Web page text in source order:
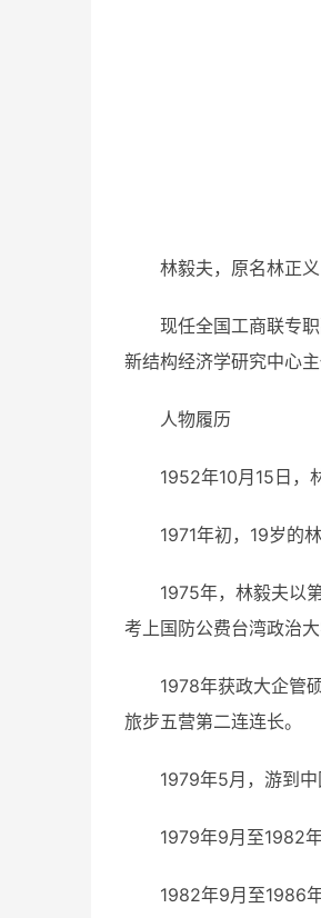
林毅夫，原名林正
现任全国工商联专
新结构经济学研究中心
人物履历
1952年10月15日，
1971年初，19岁的
1975年，林毅夫以
考上国防公费台湾政治大
1978年获政大企管
旅步五营第二连连长。
1979年5月，游到中
1979年9月至1982
1982年9月至1986